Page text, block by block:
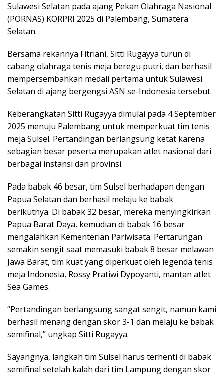
Sulawesi Selatan pada ajang Pekan Olahraga Nasional
(PORNAS) KORPRI 2025 di Palembang, Sumatera
Selatan.
Bersama rekannya Fitriani, Sitti Rugayya turun di
cabang olahraga tenis meja beregu putri, dan berhasil
mempersembahkan medali pertama untuk Sulawesi
Selatan di ajang bergengsi ASN se-Indonesia tersebut.
Keberangkatan Sitti Rugayya dimulai pada 4 September
2025 menuju Palembang untuk memperkuat tim tenis
meja Sulsel. Pertandingan berlangsung ketat karena
sebagian besar peserta merupakan atlet nasional dari
berbagai instansi dan provinsi.
Pada babak 46 besar, tim Sulsel berhadapan dengan
Papua Selatan dan berhasil melaju ke babak
berikutnya. Di babak 32 besar, mereka menyingkirkan
Papua Barat Daya, kemudian di babak 16 besar
mengalahkan Kementerian Pariwisata. Pertarungan
semakin sengit saat memasuki babak 8 besar melawan
Jawa Barat, tim kuat yang diperkuat oleh legenda tenis
meja Indonesia, Rossy Pratiwi Dypoyanti, mantan atlet
Sea Games.
“Pertandingan berlangsung sangat sengit, namun kami
berhasil menang dengan skor 3-1 dan melaju ke babak
semifinal,” ungkap Sitti Rugayya.
Sayangnya, langkah tim Sulsel harus terhenti di babak
semifinal setelah kalah dari tim Lampung dengan skor